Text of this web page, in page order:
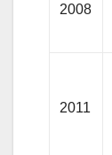
2008
2011